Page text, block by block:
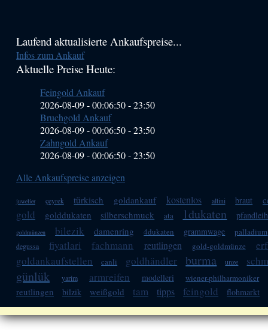
Haupt-
Sidebar
Laufend aktualisierte Ankaufspreise...
Infos zum Ankauf
Aktuelle Preise Heute:
Feingold Ankauf
2026-08-09 - 00:06:50-23:50
Bruchgold Ankauf
2026-08-09 - 00:06:50-23:50
Zahngold Ankauf
2026-08-09 - 00:06:50-23:50
Alle Ankaufspreise anzeigen
juwelier çeyrek türkisch goldankauf kostenlos altini braut
gold golddukaten silberschmuck ata 1dukaten
goldmünzen bilezik damenring 4dukaten grammwage palladium
degussa fiyatlari fachmann reutlingen gold-goldmünze
goldankaufstellen
canli goldhändler burma unze
günlük yarim armreifen modelleri wiener-philharmoniker
reutlingen bilzik weißgold tam tipps feingold flohmarkt